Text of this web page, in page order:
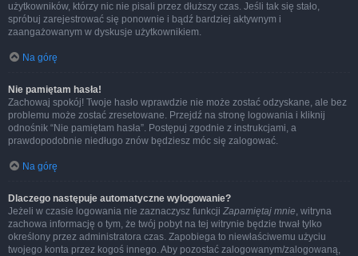
użytkowników, którzy nic nie pisali przez dłuższy czas. Jeśli tak się stało,
spróbuj zarejestrować się ponownie i bądź bardziej aktywnym i
zaangażowanym w dyskusje użytkownikiem.
Na górę
Nie pamiętam hasła!
Zachowaj spokój! Twoje hasło wprawdzie nie może zostać odzyskane, ale bez
problemu może zostać zresetowane. Przejdź na stronę logowania i kliknij
odnośnik “Nie pamiętam hasła”. Postępuj zgodnie z instrukcjami, a
prawdopodobnie niedługo znów będziesz móc się zalogować.
Na górę
Dlaczego następuje automatyczne wylogowanie?
Jeżeli w czasie logowania nie zaznaczysz funkcji Zapamiętaj mnie, witryna
zachowa informację o tym, że twój pobyt na tej witrynie będzie trwał tylko
określony przez administratora czas. Zapobiega to niewłaściwemu użyciu
twojego konta przez kogoś innego. Aby pozostać zalogowanym/zalogowaną,